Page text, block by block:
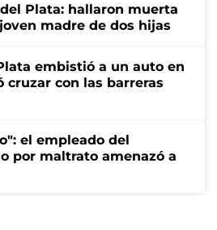
Plata: hallaron muerta
madre de dos hijas
embistió a un auto en
cruzar con las barreras
el empleado del
por maltrato amenazó a